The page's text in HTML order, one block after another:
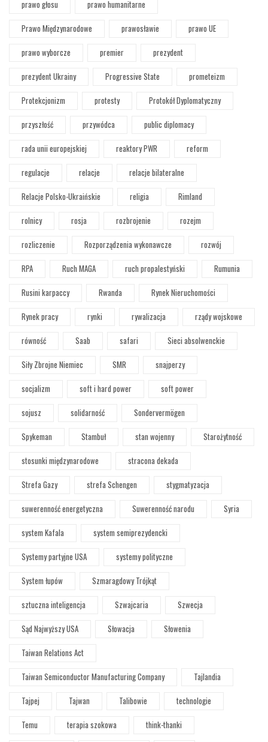
prawo głosu
prawo humanitarne
Prawo Międzynarodowe
prawosławie
prawo UE
prawo wyborcze
premier
prezydent
prezydent Ukrainy
Progressive State
prometeizm
Protekcjonizm
protesty
Protokół Dyplomatyczny
przyszłość
przywódca
public diplomacy
rada unii europejskiej
reaktory PWR
reform
regulacje
relacje
relacje bilateralne
Relacje Polsko-Ukraińskie
religia
Rimland
rolnicy
rosja rozbrojenie
rozejm
rozliczenie
Rozporządzenia wykonawcze
rozwój
RPA
Ruch MAGA ruch propalestyński
Rumunia
Rusini karpaccy
Rwanda
Rynek Nieruchomości
Rynek pracy
rynki rywalizacja
rządy wojskowe
równość
Saab safari
Sieci absolwenckie
Siły Zbrojne Niemiec
SMR
snajperzy
socjalizm
soft i hard power
soft power
sojusz
solidarność
Sondervermögen
Spykeman
Stambuł stan wojenny
Starożytność
stosunki międzynarodowe
stracona dekada
Strefa Gazy
strefa Schengen
stygmatyzacja
suwerenność energetyczna
Suwerenność narodu
Syria
system Kafala
system semiprezydencki
Systemy partyjne USA
systemy polityczne
System łupów
Szmaragdowy Trójkąt
sztuczna inteligencja
Szwajcaria
Szwecja
Sąd Najwyższy USA
Słowacja
Słowenia
Taiwan Relations Act
Taiwan Semiconductor Manufacturing Company
Tajlandia
Tajpej
Tajwan Talibowie
technologie
Temu
terapia szokowa
think-thanki